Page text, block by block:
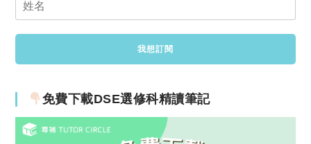
免費下載DSE選修科精讀筆記